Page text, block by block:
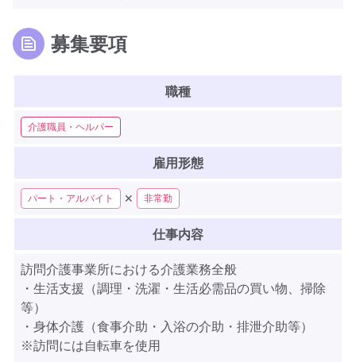
募集要項
職種
介護職員・ヘルパー
雇用形態
パート・アルバイト ✕ 非常勤
仕事内容
訪問介護事業所における介護業務全般
・生活支援（調理・洗濯・生活必需品の買い物、掃除
等）
・身体介護（食事介助・入浴の介助・排泄介助等）
※訪問には自転車を使用